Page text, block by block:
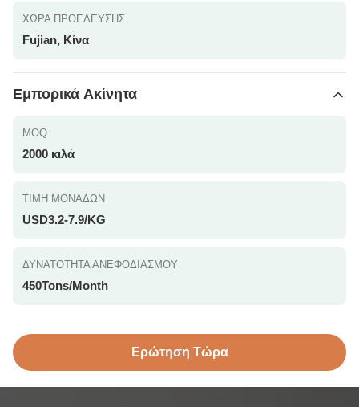
ΧΏΡΑ ΠΡΟΈΛΕΥΣΗΣ
Fujian, Κίνα
Εμπορικά Ακίνητα
MOQ
2000 κιλά
ΤΙΜΉ ΜΟΝΆΔΩΝ
USD3.2-7.9/KG
ΔΥΝΑΤΌΤΗΤΑ ΑΝΕΦΟΔΙΑΣΜΟΎ
450Tons/Month
Ερώτηση Τώρα